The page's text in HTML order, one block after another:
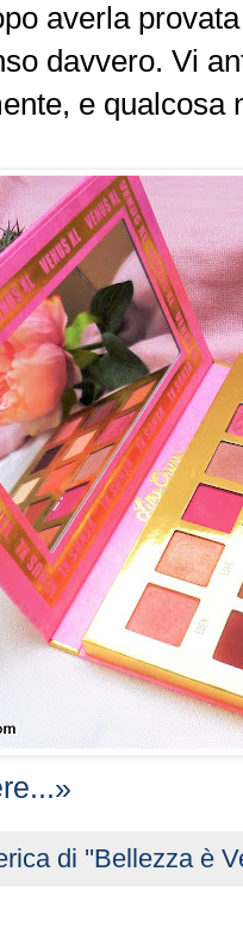
averla
davvero. Vi
e qualcosa
di ''Bellezza è